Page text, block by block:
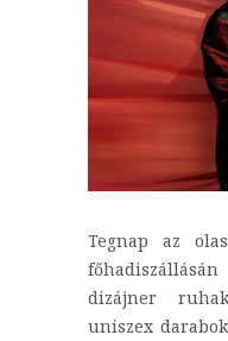
Tegnap az
dizájner
uniszex